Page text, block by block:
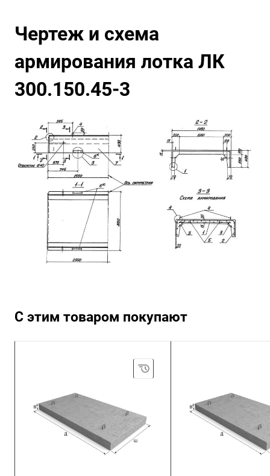
Чертеж и схема
армирования лотка ЛК
300.150.45-3
С этим товаром покупают